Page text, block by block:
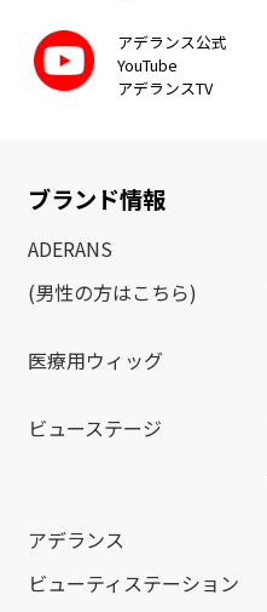
アデランス公式
YouTube
アデランスTV
ブランド情報
ADERANS
(男性の方はこちら)
医療用ウィッグ
ビューステージ
アデランス
ビューティステーション